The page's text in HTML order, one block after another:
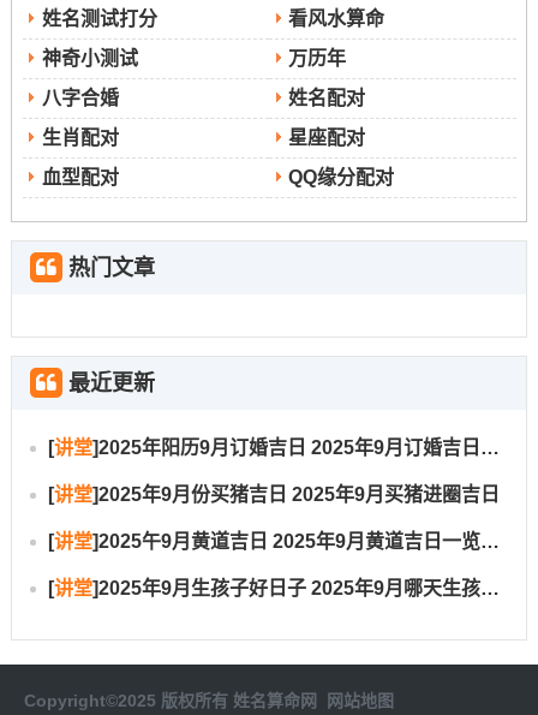
姓名测试打分
看风水算命
神奇小测试
万历年
八字合婚
姓名配对
生肖配对
星座配对
血型配对
QQ缘分配对
热门文章
最近更新
[讲堂]2025年阳历9月订婚吉日 2025年9月订婚吉日有哪几天
[讲堂]2025年9月份买猪吉日 2025年9月买猪进圈吉日
[讲堂]2025午9月黄道吉日 2025年9月黄道吉日一览表大全
[讲堂]2025年9月生孩子好日子 2025年9月哪天生孩子比较好
Copyright©2025 版权所有 姓名算命网 网站地图